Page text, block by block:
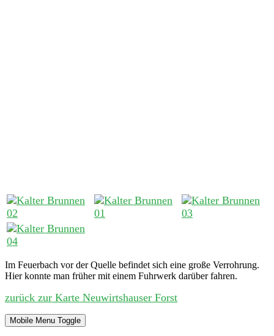
Im Feuerbach vor der Quelle befindet sich eine große Verrohrung.
Hier konnte man früher mit einem Fuhrwerk darüber fahren.
zurück zur Karte Neuwirtshauser Forst
Mobile Menu Toggle